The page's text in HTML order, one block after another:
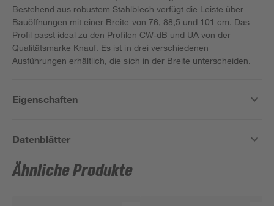
Bestehend aus robustem Stahlblech verfügt die Leiste über
Bauöffnungen mit einer Breite von 76, 88,5 und 101 cm. Das
Profil passt ideal zu den Profilen CW-dB und UA von der
Qualitätsmarke Knauf. Es ist in drei verschiedenen
Ausführungen erhältlich, die sich in der Breite unterscheiden.
Eigenschaften
Datenblätter
Ähnliche Produkte